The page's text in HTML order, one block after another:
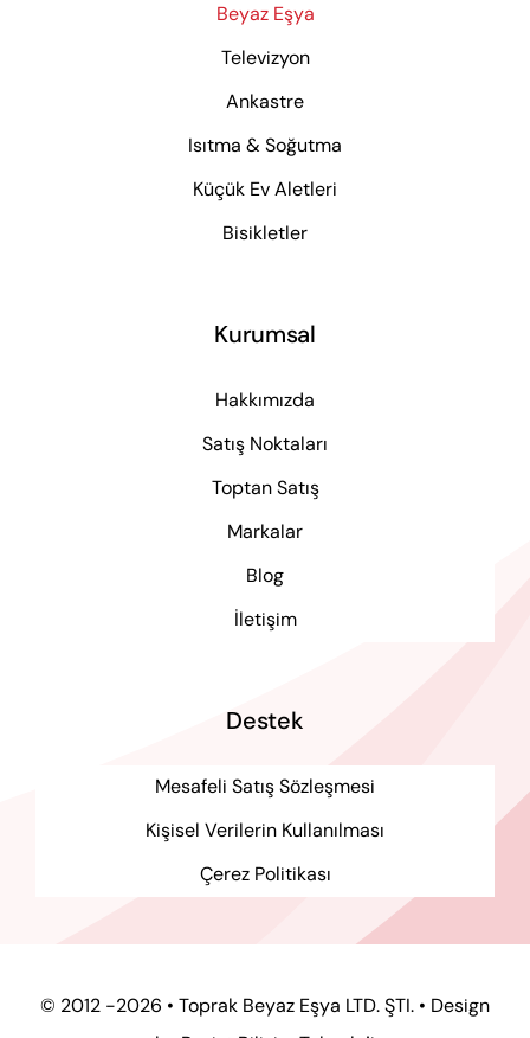
Beyaz Eşya
Televizyon
Ankastre
Isıtma & Soğutma
Küçük Ev Aletleri
Bisikletler
Kurumsal
Hakkımızda
Satış Noktaları
Toptan Satış
Markalar
Blog
İletişim
Destek
Mesafeli Satış Sözleşmesi
Kişisel Verilerin Kullanılması
Çerez Politikası
© 2012 -2026 • Toprak Beyaz Eşya LTD. ŞTI. • Design